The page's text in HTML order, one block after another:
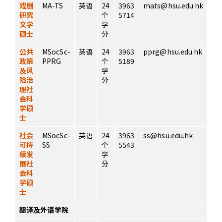
戏剧
研究
文学
硕士
MA-TS 英语
24
个
学
分
3963
5714
mats@hsu.edu.hk
公共
政策
及风
险治
理社
会科
学硕
士
MSocSc-
PPRG
英语
24
个
学
分
3963
5189
pprg@hsu.edu.hk
社会
可持
续发
展社
会科
学硕
士
MSocSc-
SS
英语
24
个
学
分
3963
5543
ss@hsu.edu.hk
翻译及外语学院